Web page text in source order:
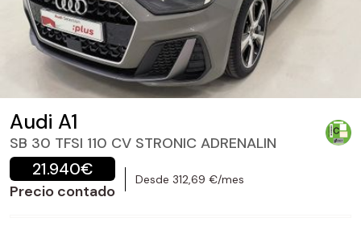
Audi A1
SB 30 TFSI 110 CV STRONIC ADRENALIN
21.940€
Precio contado
Desde 312,69 €/mes